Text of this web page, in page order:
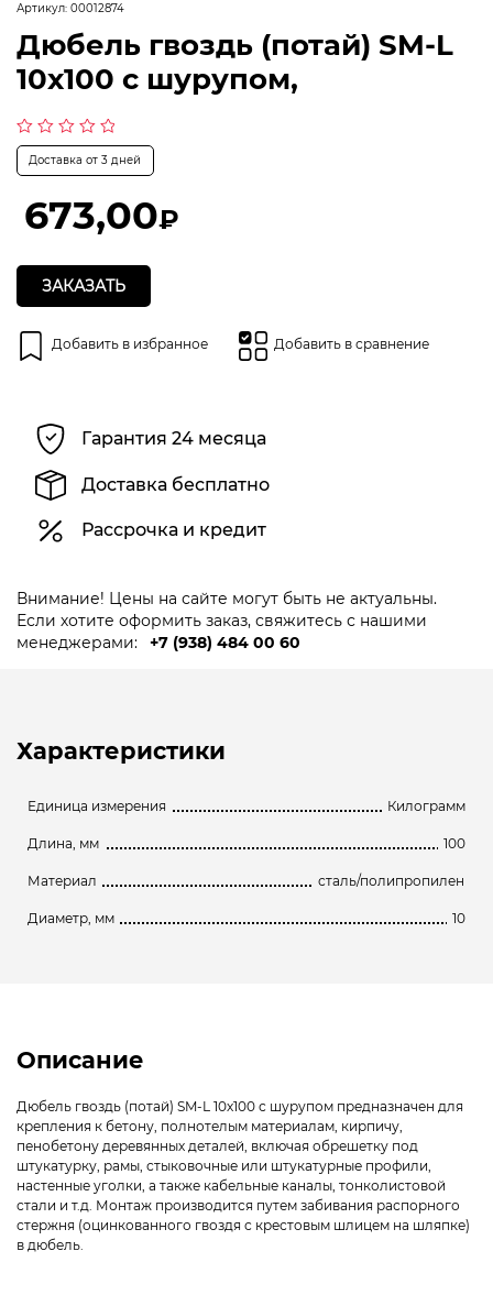
Артикул: 00012874
Дюбель гвоздь (потай) SM-L
10х100 с шурупом,
Оценка
из
Доставка от 3 дней
673,00₽
ЗАКАЗАТЬ
Добавить в избранное Добавить в сравнение
Гарантия 24 месяца
Доставка бесплатно
Рассрочка и кредит
Внимание! Цены на сайте могут быть не актуальны.
Если хотите оформить заказ, свяжитесь с нашими
менеджерами:
+7 (938) 484 00 60
Характеристики
Единица измерения Килограмм
Длина, мм 100
Материал сталь/полипропилен
Диаметр, мм 10
Описание
Дюбель гвоздь (потай) SM-L 10х100 с шурупом предназначен для
крепления к бетону, полнотелым материалам, кирпичу,
пенобетону деревянных деталей, включая обрешетку под
штукатурку, рамы, стыковочные или штукатурные профили,
настенные уголки, а также кабельные каналы, тонколистовой
стали и т.д. Монтаж производится путем забивания распорного
стержня (оцинкованного гвоздя с крестовым шлицем на шляпке)
в дюбель.